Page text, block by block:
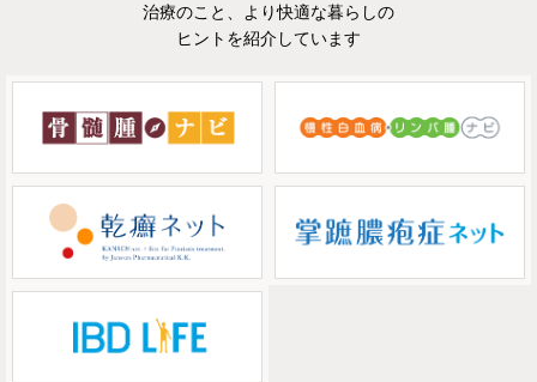
治療のこと、より快適な暮らしの
ヒントを紹介しています